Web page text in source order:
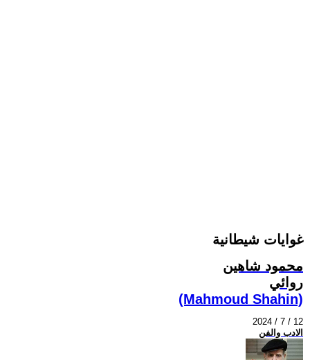
غوايات شيطانية
محمود شاهين
روائي
(Mahmoud Shahin)
2024 / 7 / 12
الادب والفن